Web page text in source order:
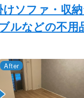
ソファ・収
ルなどの不用